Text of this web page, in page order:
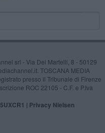
srl - Via Dei Martelli, 8 - 50129
TOSCANA MEDIA
presso il Tribunale di Firenze
ROC 22105 - C.F. e P.Iva
| Privacy Nielsen